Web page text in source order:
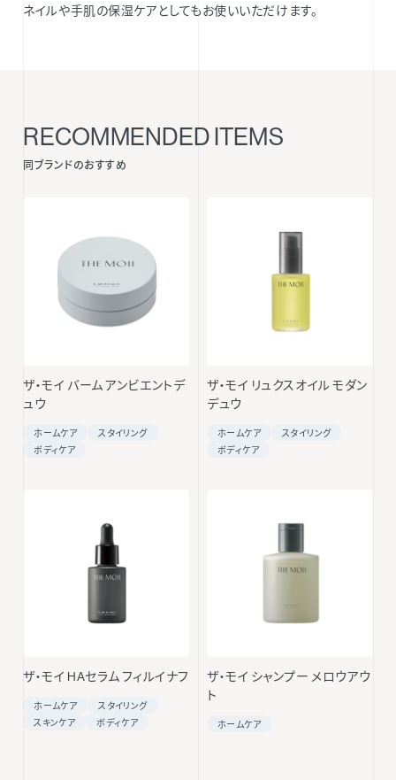
ネイルや手肌の保湿ケアとしてもお使いいただけます。
RECOMMENDED ITEMS
同ブランドのおすすめ
ザ・モイ バーム アンビエントデ
ュウ
ホームケア
スタイリング
ボディケア
ザ・モイ リュクスオイル モダン
デュウ
ホームケア
スタイリング
ボディケア
ザ・モイ HAセラム フィルイナフ
ホームケア
スタイリング
スキンケア
ボディケア
ザ・モイ シャンプー メロウアウ
ト
ホームケア